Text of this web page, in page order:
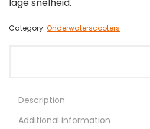
lage snelheid.
Category: Onderwaterscooters
Description
Additional information